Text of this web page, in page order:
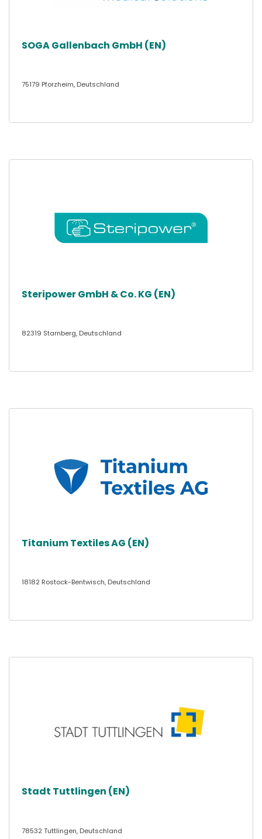
SOGA Gallenbach GmbH (EN)
75179 Pforzheim, Deutschland
Steripower GmbH & Co. KG (EN)
82319 Starnberg, Deutschland
Titanium Textiles AG (EN)
18182 Rostock-Bentwisch, Deutschland
Stadt Tuttlingen (EN)
78532 Tuttlingen, Deutschland